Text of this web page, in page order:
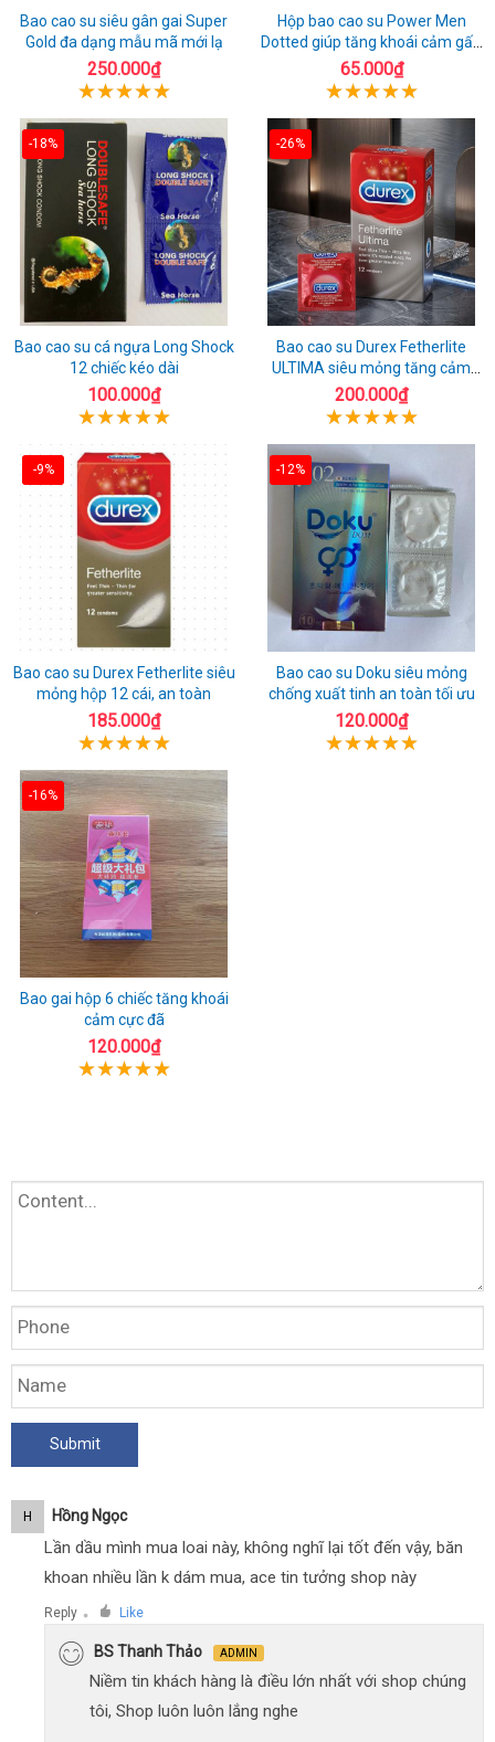
Bao cao su siêu gân gai Super
Gold đa dạng mẫu mã mới lạ
250.000₫
Hộp bao cao su Power Men
Dotted giúp tăng khoái cảm gấp
đôi
65.000₫
-18%
Bao cao su cá ngựa Long Shock
12 chiếc kéo dài
100.000₫
-26%
Bao cao su Durex Fetherlite
ULTIMA siêu mỏng tăng cảm
giác
200.000₫
-9%
Bao cao su Durex Fetherlite siêu
mỏng hộp 12 cái, an toàn
185.000₫
-12%
Bao cao su Doku siêu mỏng
chống xuất tinh an toàn tối ưu
120.000₫
-16%
Bao gai hộp 6 chiếc tăng khoái
cảm cực đã
120.000₫
H Hồng Ngọc
Lần dầu mình mua loai này, không nghĩ lại tốt đến vậy, băn
khoan nhiều lần k dám mua, ace tin tưởng shop này
Reply ● Like
BS Thanh Thảo ADMIN
Niềm tin khách hàng là điều lớn nhất với shop chúng
tôi, Shop luôn luôn lắng nghe